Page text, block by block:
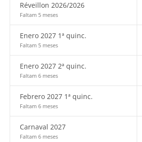
Réveillon 2026/2026
Faltam 5 meses
Enero 2027 1ª quinc.
Faltam 5 meses
Enero 2027 2ª quinc.
Faltam 6 meses
Febrero 2027 1ª quinc.
Faltam 6 meses
Carnaval 2027
Faltam 6 meses